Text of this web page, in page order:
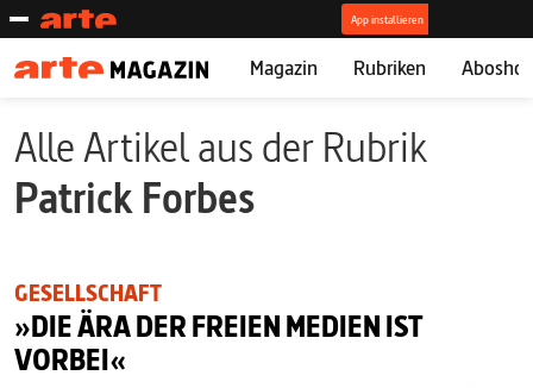
Magazin Rubriken
Alle Artikel aus der Rubrik
Patrick Forbes
GESELLSCHAFT
»DIE ÄRA DER FREIEN MEDIEN IST
VORBEI«